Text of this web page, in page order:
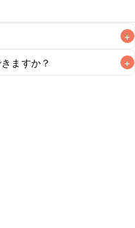
+
なるべくお早めにお召
ますか？ +
もお作りいただけま
味になるようご調節く